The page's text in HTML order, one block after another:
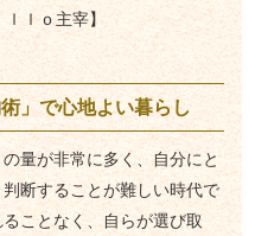
ｌｌｏ主宰】
」で心地よい暮らし
量が非常に多く、自分にと
断することが難しい時代で
ことなく、自らが選び取